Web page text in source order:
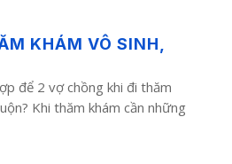
KHÁM VÔ SINH,
để 2 vợ chồng khi đi thăm
Khi thăm khám cần những